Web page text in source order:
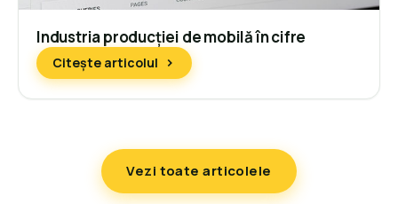
Industria producției de mobilă în cifre
Citește articolul
Vezi toate articolele